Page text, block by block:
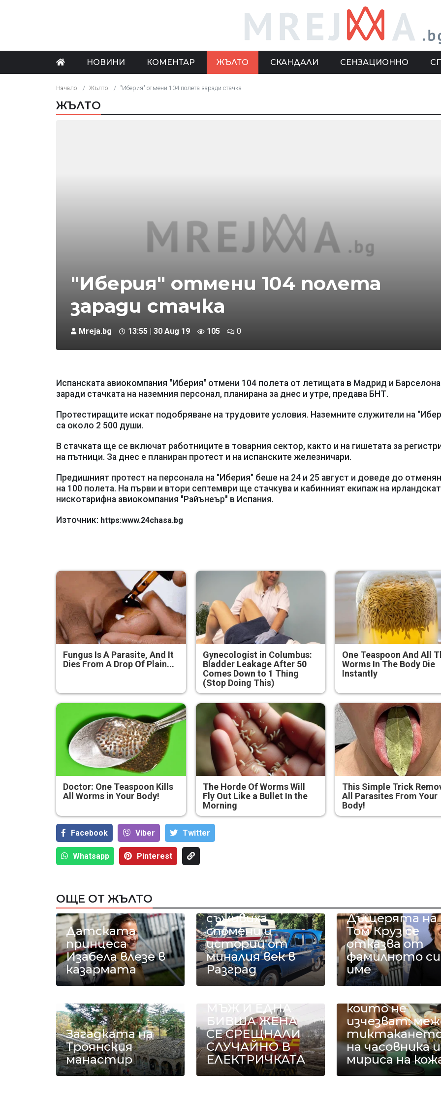
НОВИНИ КОМЕНТАР ЖЪЛТО СКАНДАЛИ СЕНЗАЦИОННО
Начало Жълто "Иберия" отмени 104 полета заради стачка
ЖЪЛТО
"Иберия" отмени 104 полета
заради стачка
Mreja.bg 13:55 | 30 Aug 19 105 0
Испанската авиокомпания "Иберия" отмени 104 полета от летищата в Мадрид и Барселона
заради стачката на наземния персонал, планирана за днес и утре, предава БНТ.
Протестиращите искат подобряване на трудовите условия. Наземните служители на
са около 2 500 души.
В стачката ще се включат работниците в товарния сектор, както и на гишетaта за
на пътници. За днес е планиран протест и на испанските железничари.
Предишният протест на персонала на "Иберия" беше на 24 и 25 август и доведе до
на 100 полета. На първи и втори септември ще стачкува и кабинният екипаж на
нискотарифна авиокомпания "Райънеър" в Испания.
Източник: https:www.24chasa.bg
Fungus Is A Parasite, And It
Dies From A Drop Of Plain...
Gynecologist in Columbus:
Bladder Leakage After 50
Comes Down to 1 Thing
(Stop Doing This)
One Teaspoon And All
Worms In The Body Die
Instantly
Doctor: One Teaspoon Kills
All Worms in Your Body!
The Horde Of Worms Will
Fly Out Like a Bullet In the
Morning
This Simple Trick
All Parasites From Your
Body!
Facebook Viber Тwitter
Whatsapp Pinterest
ОЩЕ ОТ ЖЪЛТО
Датската
принцеса
Изабела влезе в
казармата
автомобили
съживиха
спомени и
истории от
миналия век в
Разград
Дъщерята на
Том Круз се
отказва от
фамилното си
име
Загадката на
Троянския
манастир
МЪЖ И ЕДНА
БИВША ЖЕНА
СЕ СРЕЩНАЛИ
СЛУЧАЙНО В
ЕЛЕКТРИЧКАТА
които не
изчезват:
на часовника и
мириса на